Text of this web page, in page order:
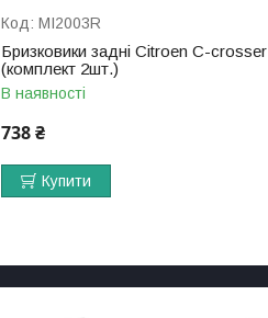
MI2003R
Бризковики задні Citroen C-crosser
(комплект 2шт.)
В наявності
738 ₴
Купити